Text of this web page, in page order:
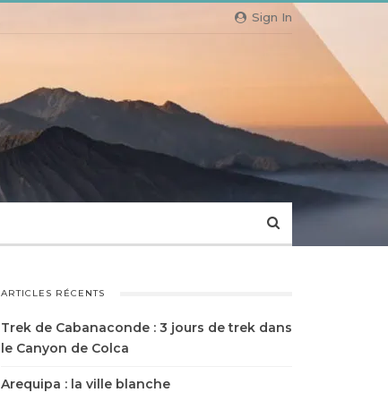
Sign In
ARTICLES RÉCENTS
Trek de Cabanaconde : 3 jours de trek dans
le Canyon de Colca
Arequipa : la ville blanche